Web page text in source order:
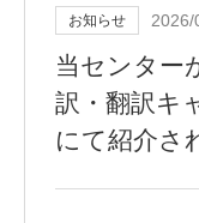
お知らせ 2026/
当センター
訳・翻訳キ
にて紹介さ